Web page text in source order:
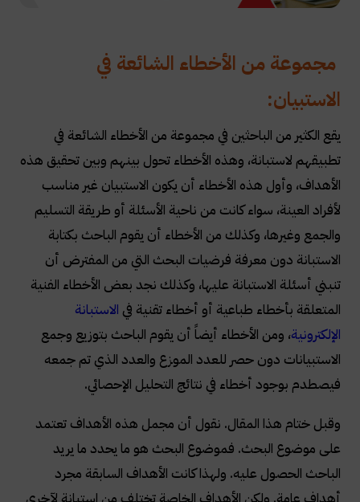
مجموعة من الأخطاء الشائعة في
الاستبيان:
يقع الكثير من الباحثين في مجموعة من الأخطاء الشائعة في
تطبيقهم لاستبانة، وهذه الأخطاء تحول بينهم وبين تحقيق هذه
الأهداف، وأول هذه الأخطاء أن يكون الاستبيان غير مناسب
لأفراد العينة، سواء كانت من ناحية الأسئلة أو طريقة التسليم
والجمع وغيرها، وكذلك من الأخطاء أن يقوم الباحث بكتابة
الاستبانة دون معرفة فرضيات البحث التي من المفترض أن
تنبني أسئلة الاستبانة عليها، وكذلك نجد بعض الأخطاء الفنية
المتعلقة بأخطاء طباعية أو أخطاء تقنية في الاستبانة
الإلكترونية، ومن الأخطاء أيضاً أن يقوم الباحث بتوزيع وجمع
الاستبيانات دون حصر للعدد الموزع والعدد الذي تم جمعه
فيصطدم بوجود أخطاء في نتائج التحليل الإحصائي.
وقبل ختام هذا المقال. نقول أن مجمل هذه الأهداف تعتمد
على موضوع البحث. فموضوع البحث هو ما يحدد ما يريد
الباحث الحصول عليه. ولهذا كانت الأهداف السابقة مجرد